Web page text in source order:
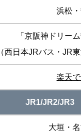
浜松
「京阪神ドリー
（西日本JRバス・JR東
楽天
JR1/JR2/JR3
大垣・